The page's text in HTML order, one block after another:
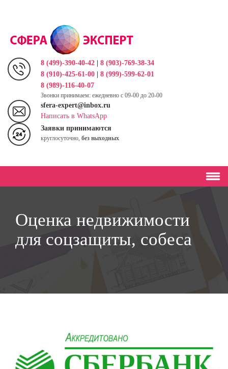
содержанию
8 (499)-390-40-42
8 (903)-769-38-34
8 (910)-425-61-00
8 (999)-599-62-01
8 (989)-116-40-07
Звонки принимаем: ежедневно с 09-00 до 20-00
sfera-expert@inbox.ru
Написать в WhatsApp
Заявки принимаются
круглосуточно, без выходных
Оценка недвижимости
для соцзащиты, собеса